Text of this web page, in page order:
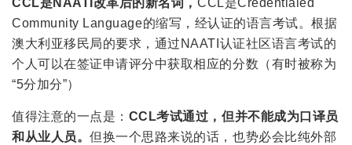
CCL是NAATI改革后的新名词，CCL是Credentialed
Community Language的缩写，经认证的语言考试。根据
澳大利亚移民局的要求，通过NAATI认证社区语言考试的
个人可以在签证申请评分中获取相应的分数（有时被称为
“5分加分”）
值得注意的一点是： CCL考试通过，但并不能成为口译员
和从业人员。但换一个思路来说的话，也势必会比纯外部